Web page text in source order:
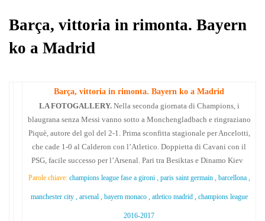
pp m
di
Barça, vittoria in rimonta. Bayern
ko a Madrid
Barça, vittoria in rimonta. Bayern ko a Madrid
LA FOTOGALLERY.Nella seconda giornata di Champions, i
blaugrana senza Messi vanno sotto a Monchengladbach e ringraziano
Piquè, autore del gol del 2-1. Prima sconfitta stagionale per Ancelotti,
che cade 1-0 al Calderon con l’Atletico. Doppietta di Cavani con il
PSG, facile successo per l’Arsenal. Pari tra Besiktas e Dinamo Kiev
Parole chiave: champions league fase a gironi , paris saint germain , barcellona ,
manchester city , arsenal , bayern monaco , atletico madrid , champions league
2016-2017